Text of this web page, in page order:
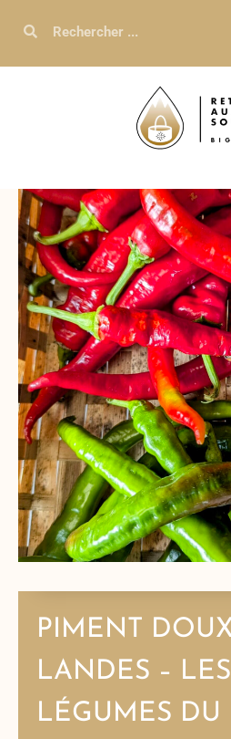
PIMENT
LANDES – LES
LÉGUMES